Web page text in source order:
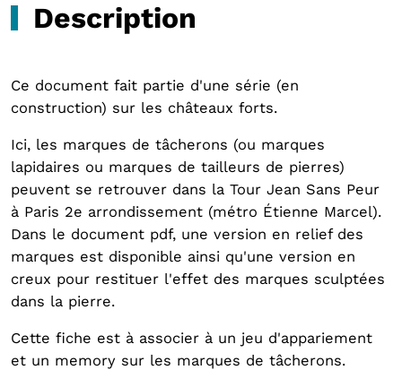
Description
Ce document fait partie d'une série (en
construction) sur les châteaux forts.
Ici, les marques de tâcherons (ou marques
lapidaires ou marques de tailleurs de pierres)
peuvent se retrouver dans la Tour Jean Sans Peur
à Paris 2e arrondissement (métro Étienne Marcel).
Dans le document pdf, une version en relief des
marques est disponible ainsi qu'une version en
creux pour restituer l'effet des marques sculptées
dans la pierre.
Cette fiche est à associer à un jeu d'appariement
et un memory sur les marques de tâcherons.